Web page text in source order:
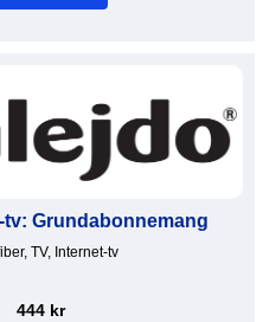
tv: Grundabonnemang
TV, Internet-tv
444 kr